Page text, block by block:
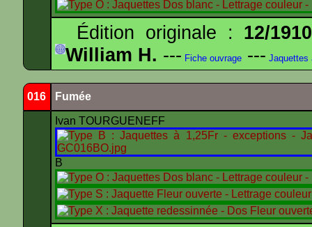
Édition originale : 12/1910
William H. --- Fiche ouvrage --- Jaquettes
016 Fumée
Ivan TOURGUENEFF
B